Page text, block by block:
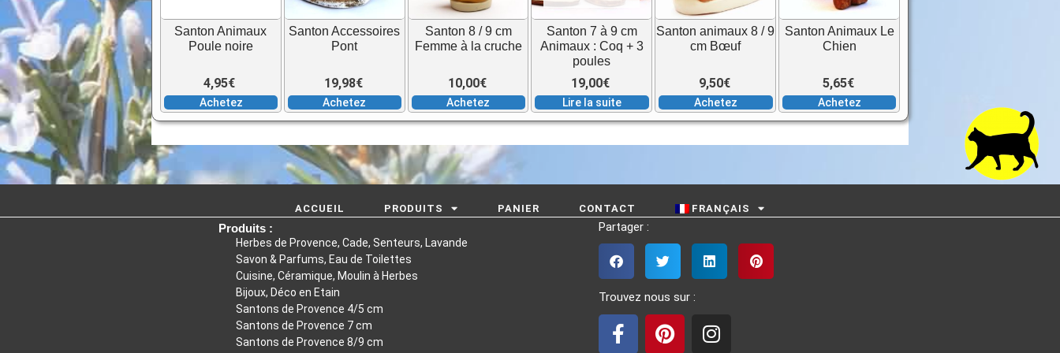
Santon Animaux
Poule noire
4,95€
Achetez
Santon Accessoires
Pont
19,98€
Achetez
Santon 8 / 9 cm
Femme à la cruche
10,00€
Achetez
Santon 7 à 9 cm
Animaux : Coq + 3
poules
19,00€
Lire la suite
Santon animaux 8 / 9
cm Bœuf
9,50€
Achetez
Santon Animaux Le
Chien
5,65€
Achetez
ACCUEIL PRODUITS PANIER CONTACT FRANÇAIS
Produits :
Herbes de Provence, Cade, Senteurs, Lavande
Savon & Parfums, Eau de Toilettes
Cuisine, Céramique, Moulin à Herbes
Bijoux, Déco en Etain
Santons de Provence 4/5 cm
Santons de Provence 7 cm
Santons de Provence 8/9 cm
Partager :
Trouvez nous sur :
F
P
I